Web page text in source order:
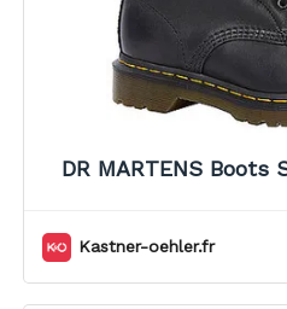
Kastner-oehler.fr